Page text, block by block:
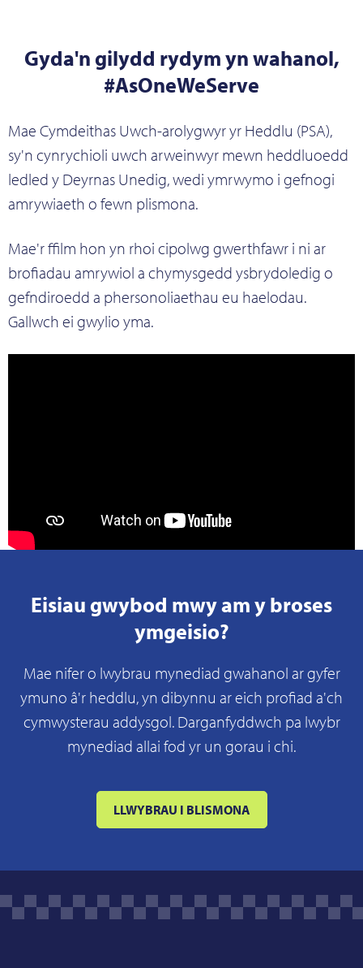
Gyda'n gilydd rydym yn wahanol,
#AsOneWeServe
Mae Cymdeithas Uwch-arolygwyr yr Heddlu (PSA),
sy'n cynrychioli uwch arweinwyr mewn heddluoedd
ledled y Deyrnas Unedig, wedi ymrwymo i gefnogi
amrywiaeth o fewn plismona.
Mae'r ffilm hon yn rhoi cipolwg gwerthfawr i ni ar
brofiadau amrywiol a chymysgedd ysbrydoledig o
gefndiroedd a phersonoliaethau eu haelodau.
Gallwch ei gwylio yma.
Eisiau gwybod mwy am y broses
ymgeisio?
Mae nifer o lwybrau mynediad gwahanol ar gyfer
ymuno â'r heddlu, yn dibynnu ar eich profiad a'ch
cymwysterau addysgol. Darganfyddwch pa lwybr
mynediad allai fod yr un gorau i chi.
LLWYBRAU I BLISMONA